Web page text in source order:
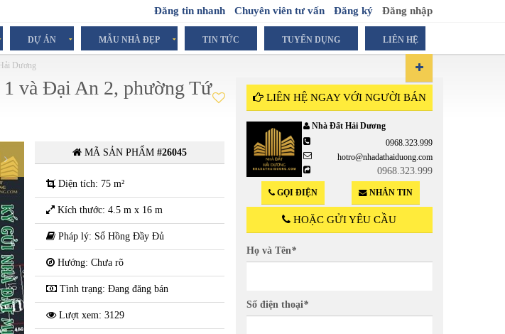
Đăng tin nhanh Chuyên viên tư vấn Đăng ký Đăng nhập
DỰ ÁN MẪU NHÀ ĐẸP TIN TỨC TUYỂN DỤNG LIÊN HỆ
Dương
và Đại An 2, phường Tứ
Liên hệMÃ SẢN PHẨM#26045
Diện tích: 75 m²
Kích thước: 4.5 m x 16 m
Pháp lý: Sổ Hồng Đầy Đủ
Hướng: Chưa rõ
Tình trạng: Đang đăng bán
Lượt xem: 3129
LIÊN HỆ NGAY VỚI NGƯỜI BÁN
Nhà Đất Hải Dương
0968.323.999
hotro@nhadathaiduong.com
0968.323.999
GỌI ĐIỆN NHẮN TIN
HOẶC GỬI YÊU CẦU
Họ và Tên*
Số điện thoại*